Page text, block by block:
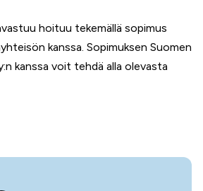
hoituu tekemällä sopimus
kanssa. Sopimuksen Suomen
kanssa voit tehdä alla olevasta